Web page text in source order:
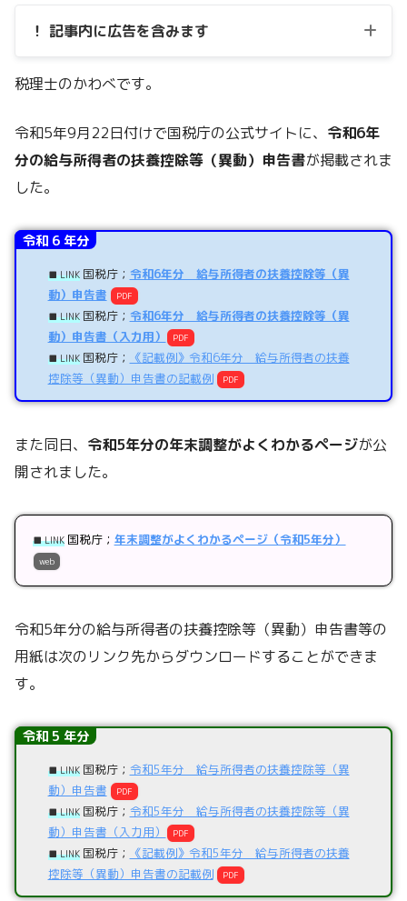
！ 記事内に広告を含みます
税理士のかわべです。
令和5年9月22日付けで国税庁の公式サイトに、 令和6年
分の給与所得者の扶養控除等（異動）申告書が掲載されま
した。
令和 6 年分
■ LINK国税庁； 令和6年分 給与所得者の扶養控除等（異
動）申告書
PDF
■ LINK国税庁； 令和6年分 給与所得者の扶養控除等（異
動）申告書（入力用）
PDF
■ LINK国税庁；
《記載例》令和6年分 給与所得者の扶養
控除等（異動）申告書の記載例
PDF
また同日、 令和5年分の年末調整がよくわかるページが公
開されました。
■ LINK国税庁； 年末調整がよくわかるページ（令和5年分）
web
令和5年分の給与所得者の扶養控除等（異動）申告書等の
用紙は次のリンク先からダウンロードすることができま
す。
令和 5 年分
■ LINK国税庁； 令和5年分 給与所得者の扶養控除等（異
動）申告書
PDF
■ LINK国税庁； 令和5年分 給与所得者の扶養控除等（異
動）申告書（入力用）
PDF
■ LINK国税庁；
《記載例》令和5年分 給与所得者の扶養
控除等（異動）申告書の記載例
PDF